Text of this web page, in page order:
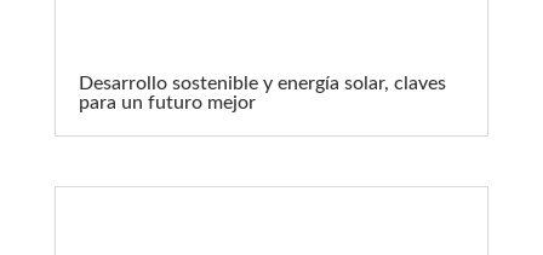
Desarrollo sostenible y energía solar, claves
para un futuro mejor